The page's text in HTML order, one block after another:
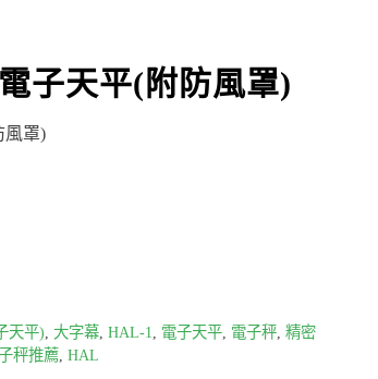
子天平(附防風罩)
風罩)
天平) 大字幕, HAL-1 電子天平, 電子秤, 精密
秤推薦, HAL